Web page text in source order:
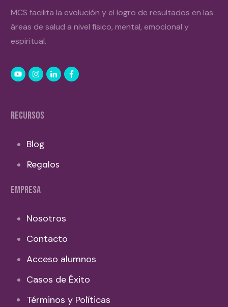
MCS facilita la evolución y el logro de resultados en las
áreas de salud a nivel físico, mental, emocional y
espiritual.
RECURSOS
Blog
Regalos
EMPRESA
Nosotros
Contacto
Acceso alumnos
Casos de Éxito
Términos y Políticas